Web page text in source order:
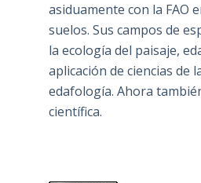
asiduamente con la FAO
suelos. Sus campos de
la ecología del paisaje,
aplicación de ciencias de
edafología. Ahora
científica.